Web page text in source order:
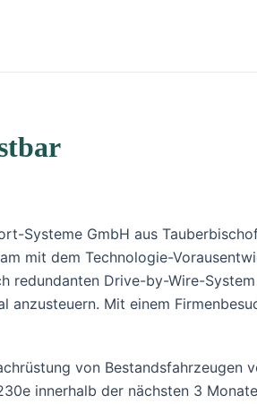
Systeme GmbH aus
mit dem Technologie-
Drive-by-Wire-
Mit einem
von
innerhalb der nächsten 3